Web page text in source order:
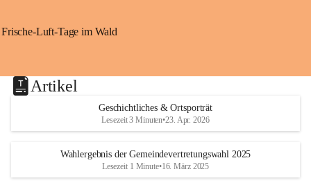
Frische-Luft-Tage im Wald
Artikel
Geschichtliches & Ortsporträt
Lesezeit 3 Minuten•23. Apr. 2026
Wahlergebnis der Gemeindevertretungswahl 2025
Lesezeit 1 Minute•16. März 2025